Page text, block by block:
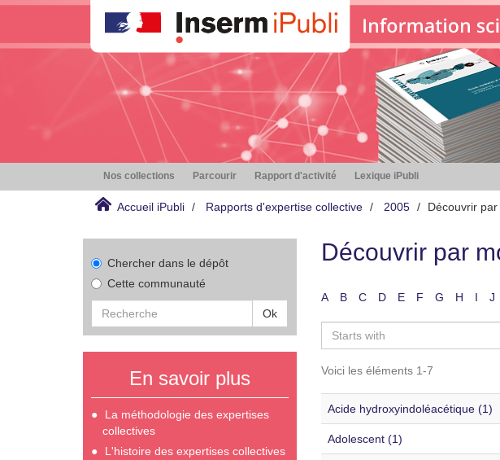
Nos collections Parcourir Rapport d'activité Lexique iPubli
Accueil iPubli Rapports d'expertise collective 2005 Découvrir
Chercher dans le dépôt
Cette communauté
Ok
En savoir plus
La méthodologie des expertises
collectives
L'histoire des expertises collectives
Découvrir par
A B C D E F G H I J
Voici les éléments 1-7
Acide hydroxyindoléacétique (1)
Adolescent (1)